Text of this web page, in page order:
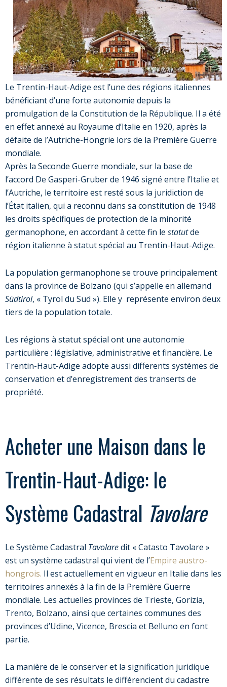
Le Trentin-Haut-Adige est l’une des régions italiennes
bénéficiant d’une forte autonomie depuis la
promulgation de la Constitution de la République. Il a été
en effet annexé au Royaume d’Italie en 1920, après la
défaite de l’Autriche-Hongrie lors de la Première Guerre
mondiale.
Après la Seconde Guerre mondiale, sur la base de
l’accord De Gasperi-Gruber de 1946 signé entre l’Italie et
l’Autriche, le territoire est resté sous la juridiction de
l’État italien, qui a reconnu dans sa constitution de 1948
les droits spécifiques de protection de la minorité
germanophone, en accordant à cette fin le statutde
région italienne à statut spécial au Trentin-Haut-Adige.
La population germanophone se trouve principalement
dans la province de Bolzano (qui s’appelle en allemand
Südtirol, « Tyrol du Sud »). Elle y représente environ deux
tiers de la population totale.
Les régions à statut spécial ont une autonomie
particulière : législative, administrative et financière. Le
Trentin-Haut-Adige adopte aussi differents systèmes de
conservation et d’enregistrement des transerts de
propriété.
Acheter une Maison dans le
Trentin-Haut-Adige: le
Système Cadastral Tavolare
Le Système Cadastral Tavolaredit « Catasto Tavolare »
est un système cadastral qui vient de l’Empire austro-
hongrois. Il est actuellement en vigueur en Italie dans les
territoires annexés à la fin de la Première Guerre
mondiale. Les actuelles provinces de Trieste, Gorizia,
Trento, Bolzano, ainsi que certaines communes des
provinces d’Udine, Vicence, Brescia et Belluno en font
partie.
La manière de le conserver et la signification juridique
différente de ses résultats le différencient du cadastre